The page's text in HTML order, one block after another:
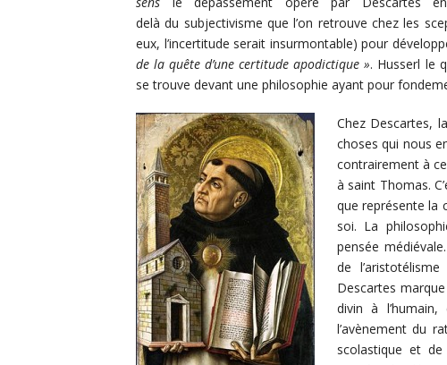
delà du subjectivisme que l’on retrouve chez les
eux, l’incertitude serait insurmontable) pour
de la quête d’une certitude apodictique ». Husserl le
se trouve devant une philosophie ayant pour
Chez Descartes,
choses qui nous
contrairement à
à saint Thomas.
que représente la
soi. La
pensée
de
Descartes
divin à
l’avènement du
scolastique et